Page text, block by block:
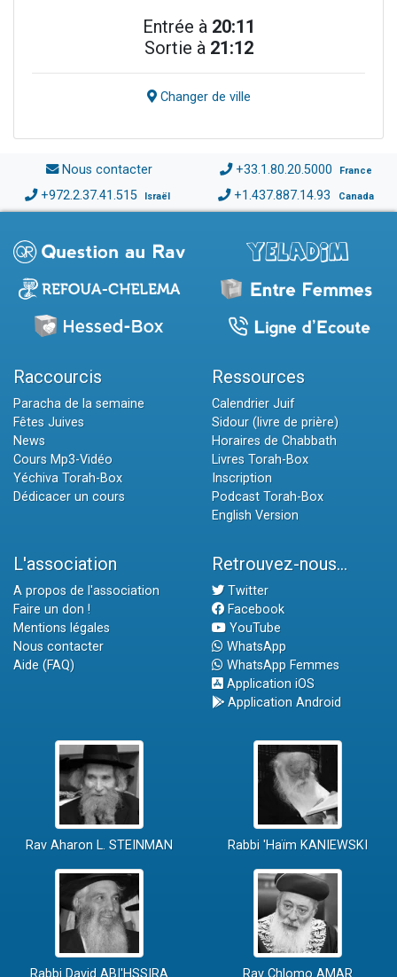
Entrée à 20:11
Sortie à 21:12
Changer de ville
Nous contacter +33.1.80.20.5000 France
+972.2.37.41.515 Israël +1.437.887.14.93 Canada
Raccourcis
Paracha de la semaine
Fêtes Juives
News
Cours Mp3-Vidéo
Yéchiva Torah-Box
Dédicacer un cours
Ressources
Calendrier Juif
Sidour (livre de prière)
Horaires de Chabbath
Livres Torah-Box
Inscription
Podcast Torah-Box
English Version
L'association
A propos de l'association
Faire un don !
Mentions légales
Nous contacter
Aide (FAQ)
Retrouvez-nous...
Twitter
Facebook
YouTube
WhatsApp
WhatsApp Femmes
Application iOS
Application Android
Rav Aharon L. STEINMAN Rabbi 'Haïm KANIEWSKI
Rabbi David ABI'HSSIRA Rav Chlomo AMAR